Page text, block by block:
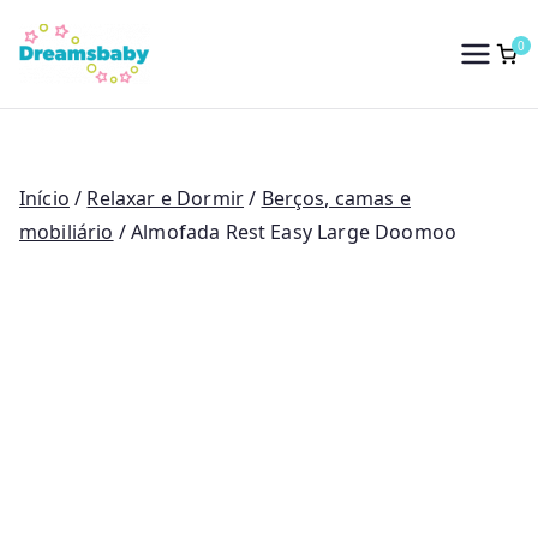
para
conteúdo
Dreams Baby
0
Início / Relaxar e Dormir/ Berços, camas e
mobiliário / Almofada Rest Easy Large Doomoo